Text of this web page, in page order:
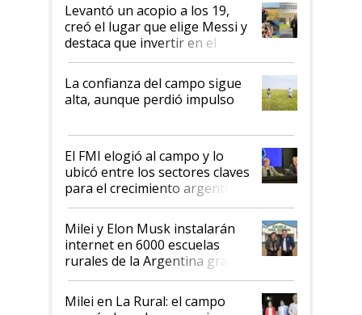
Levantó un acopio a los 19,
creó el lugar que elige Messi y
destaca que invertir en el
kirchnerismo era como "darle
plata a un hijo para droga":
Juan Félix Rossetti, el libertario
que de una dura crisis salió
de Milei
La confianza del campo sigue
alta, aunque perdió impulso
El FMI elogió al campo y lo
ubicó entre los sectores claves
para el crecimiento argentino
Milei y Elon Musk instalarán
internet en 6000 escuelas
rurales de la Argentina gracias
a un acuerdo con Starlink
Milei en La Rural: el campo